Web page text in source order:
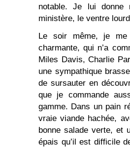
notable. Je lui
ministère, le ventre
Le soir même, je me
charmante, qui n’a
Miles Davis, Charlie
une sympathique
de sursauter en
que je commande
gamme. Dans un pain
vraie viande hachée,
bonne salade verte, et
épais qu’il est difficile